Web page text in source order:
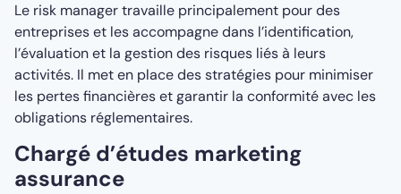
Le risk manager travaille principalement pour des
entreprises et les accompagne dans l’identification,
l’évaluation et la gestion des risques liés à leurs
activités. Il met en place des stratégies pour minimiser
les pertes financières et garantir la conformité avec les
obligations réglementaires.
Chargé d’études marketing
assurance